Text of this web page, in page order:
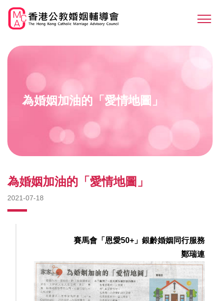
main
為婚姻加油的「愛情地圖」
為婚姻加油的「愛情地圖」
2021-07-18
賽馬會「恩愛50+」銀齡婚姻同行服務
鄭瑞連